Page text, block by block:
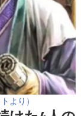
より）